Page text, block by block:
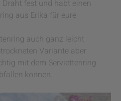
fest und habt einen
aus Erika für eure
auch ganz leicht
Variante aber
mit dem Serviettenring
können.